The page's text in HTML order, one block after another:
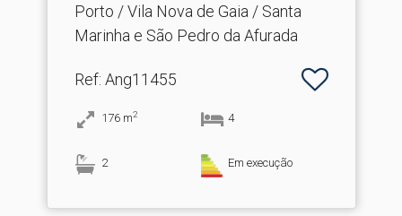
Porto / Vila Nova de Gaia / Santa
Marinha e São Pedro da Afurada
Ref: Ang11455
176 m2 4
2 Em execução